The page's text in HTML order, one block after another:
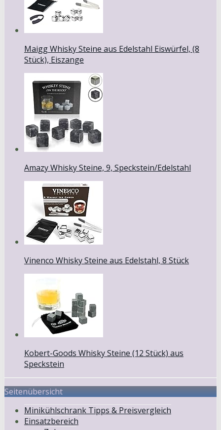
Maigg Whisky Steine aus Edelstahl Eiswürfel, (8
Stück), Eiszange
Amazy Whisky Steine, 9, Speckstein/Edelstahl
Vinenco Whisky Steine aus Edelstahl, 8 Stück
Kobert-Goods Whisky Steine (12 Stück) aus
Speckstein
Seitenübersicht
Minikühlschrank Tipps & Preisvergleich
Einsatzbereich